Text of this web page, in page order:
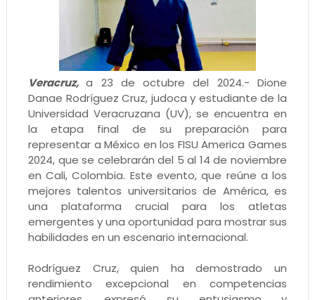
Veracruz,a 23 de octubre del 2024.- Dione
Danae Rodríguez Cruz, judoca y estudiante de la
Universidad Veracruzana (UV), se encuentra en
la etapa final de su preparación para
representar a México en los FISU America Games
2024, que se celebrarán del 5 al 14 de noviembre
en Cali, Colombia. Este evento, que reúne a los
mejores talentos universitarios de América, es
una plataforma crucial para los atletas
emergentes y una oportunidad para mostrar sus
habilidades en un escenario internacional.
Rodríguez Cruz, quien ha demostrado un
rendimiento excepcional en competencias